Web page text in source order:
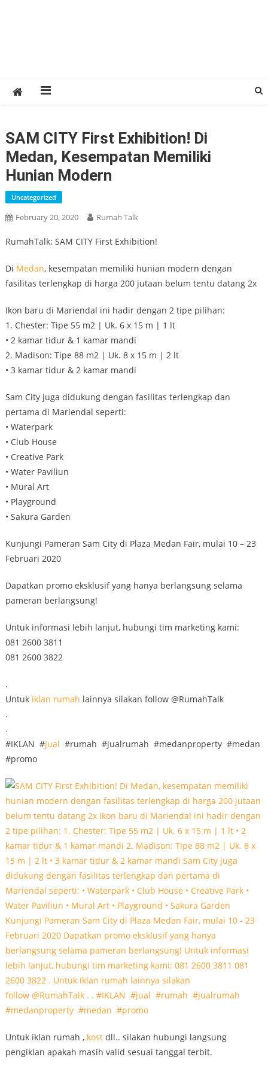
SAM CITY First Exhibition! Di
Medan, Kesempatan Memiliki
Hunian Modern
Uncategorized
February 20, 2020 Rumah Talk
RumahTalk: SAM CITY First Exhibition!
Di Medan, kesempatan memiliki hunian modern dengan
fasilitas terlengkap di harga 200 jutaan belum tentu datang 2x
Ikon baru di Mariendal ini hadir dengan 2 tipe pilihan:
1. Chester: Tipe 55 m2 | Uk. 6 x 15 m | 1 lt
• 2 kamar tidur & 1 kamar mandi
2. Madison: Tipe 88 m2 | Uk. 8 x 15 m | 2 lt
• 3 kamar tidur & 2 kamar mandi
Sam City juga didukung dengan fasilitas terlengkap dan
pertama di Mariendal seperti:
• Waterpark
• Club House
• Creative Park
• Water Paviliun
• Mural Art
• Playground
• Sakura Garden
Kunjungi Pameran Sam City di Plaza Medan Fair, mulai 10 – 23
Februari 2020
Dapatkan promo eksklusif yang hanya berlangsung selama
pameran berlangsung!
Untuk informasi lebih lanjut, hubungi tim marketing kami:
081 2600 3811
081 2600 3822
.
Untuk iklan rumah lainnya silakan follow @RumahTalk
.
.
#IKLAN #jual #rumah #jualrumah #medanproperty #medan
#promo
Untuk iklan rumah , kostdll.. silakan hubungi langsung
pengiklan apakah masih valid sesuai tanggal terbit.